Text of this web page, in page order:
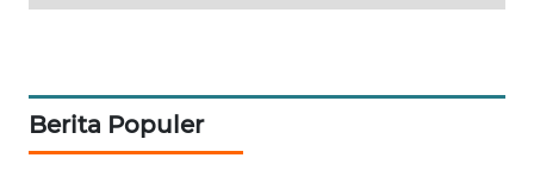
Berita Populer
NEWS
ID